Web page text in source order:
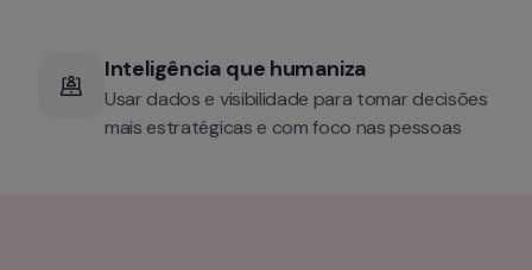
Inteligência que humaniza
Usar dados e visibilidade para tomar decisões
mais estratégicas e com foco nas pessoas